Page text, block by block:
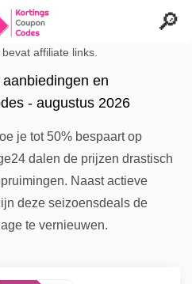
affiliate links.
en
- augustus 2026
je tot 50% bespaart op
dalen de prijzen drastisch
Naast actieve
deze seizoensdeals de
te vernieuwen.